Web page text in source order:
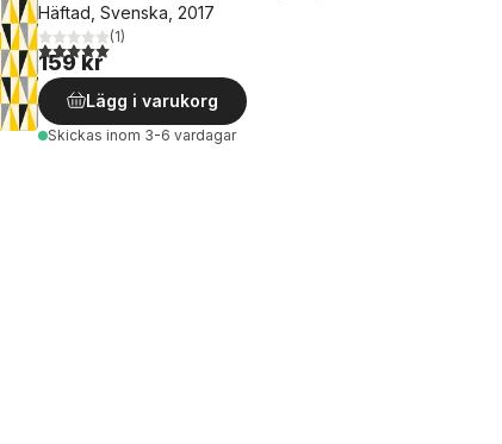
Häftad, Svenska, 2017
5,0utav 5 stjärnor. Totalt antal röster:
(1)
159 kr
Lägg i varukorg
Skickas inom 3-6 vardagar